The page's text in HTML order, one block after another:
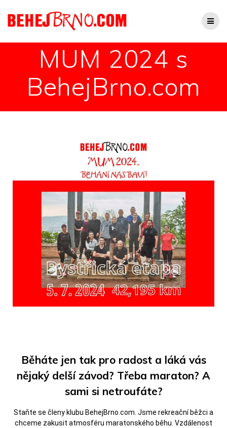
MUM 2024 s
BehejBrno.com
Běháte jen tak pro radost a láká vás
nějaký delší závod? Třeba maraton? A
sami si netroufáte?
Staňte se členy klubu BehejBrno.com. Jsme rekreační běžci a
chceme zakusit atmosféru maratonského běhu. Vzdálenost